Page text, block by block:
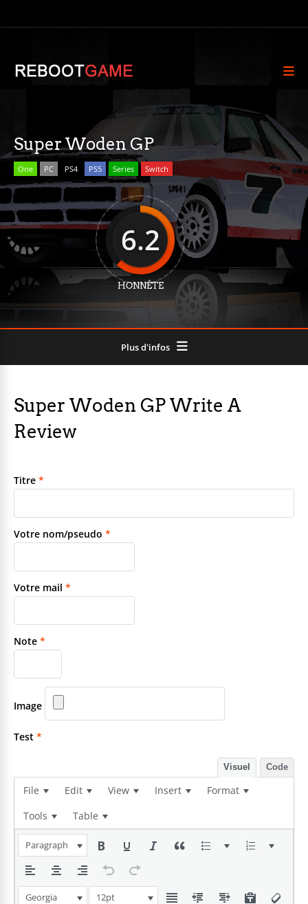
Super Woden GP
One PC PS4 PS5 Series Switch
6.2
HONNÊTE
Plus d'infos
Super Woden GP Write A
Review
Titre *
Votre nom/pseudo *
Votre mail *
Note *
Image
Test *
Visuel Code
File Edit View Insert
Format
Tools
Table
Paragraph
Georgia 12pt